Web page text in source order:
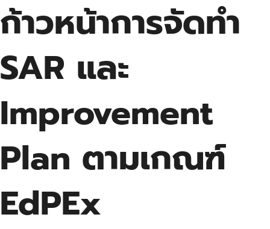
ก้าวหน้าการจัดทำ
SAR และ
Improvement
Plan ตามเกณฑ์
EdPEx